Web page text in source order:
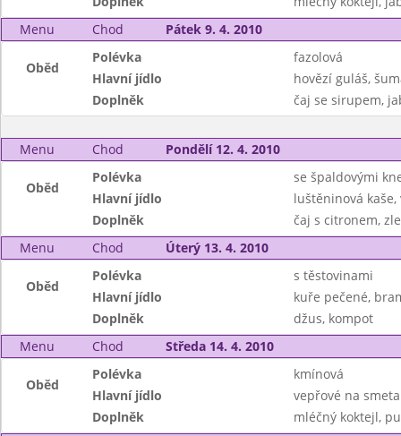
Menu
Chod Pátek 9. 4. 2010
Oběd
Polévka
fazolová
Hlavní jídlo
hovězí guláš,
Doplněk
čaj se sirupem,
Menu Chod Pondělí 12. 4. 2010
Oběd
Polévka
se špaldovými
Hlavní jídlo
luštěninová kaše,
Doplněk
čaj s citronem,
Menu
Chod Úterý 13. 4. 2010
Oběd
Polévka
s těstovinami
Hlavní jídlo
kuře pečené,
Doplněk
džus, kompot
Menu
Chod Středa 14. 4. 2010
Oběd
Polévka
kmínová
Hlavní jídlo
vepřové na
Doplněk
mléčný koktejl,